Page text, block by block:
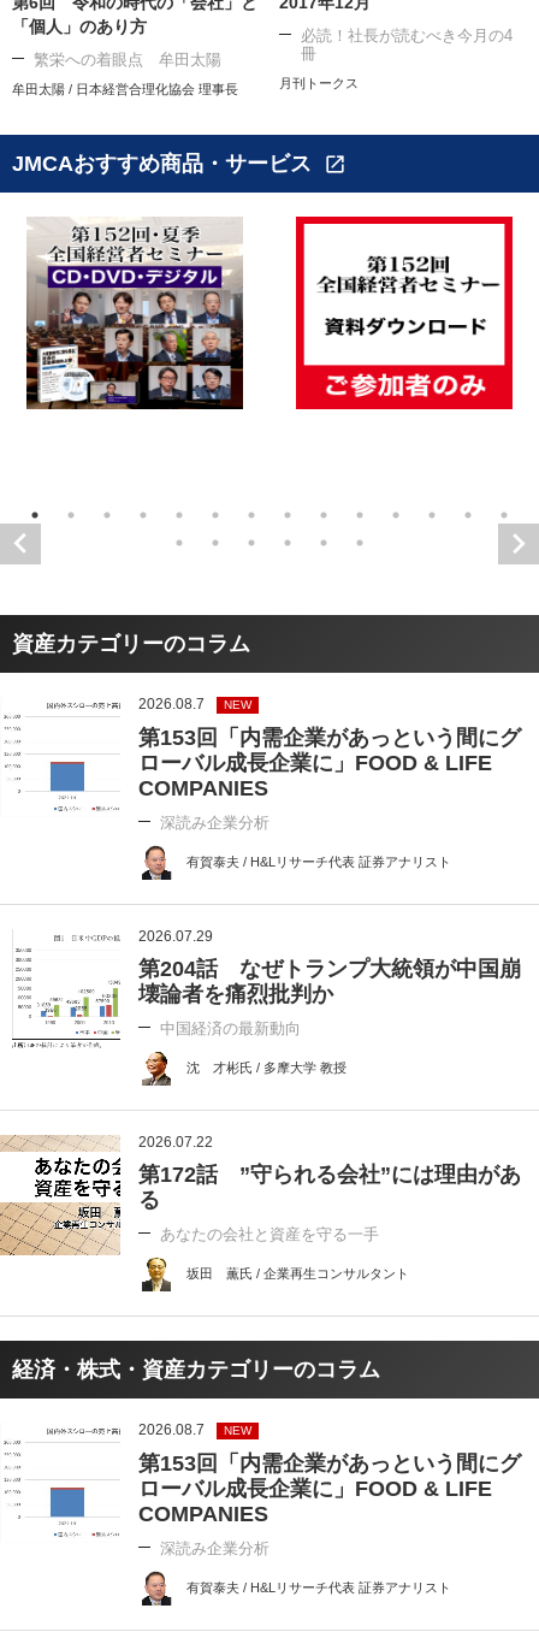
「個人」のあり方
繁栄への着眼点 牟田太陽
牟田太陽 / 日本経営合理化協会 理事長
必読！社長が読むべき今月の4
冊
月刊トークス
JMCAおすすめ商品・サービス open_in_new
資産カテゴリーのコラム
2026.08.7 NEW
第153回「内需企業があっという間にグ
ローバル成長企業に」FOOD & LIFE
COMPANIES
深読み企業分析
有賀泰夫 / H&Lリサーチ代表 証券アナリスト
2026.07.29
第204話 なぜトランプ大統領が中国崩
壊論者を痛烈批判か
中国経済の最新動向
沈 才彬氏 / 多摩大学 教授
2026.07.22
第172話 ”守られる会社”には理由があ
る
あなたの会社と資産を守る一手
坂田 薫氏 / 企業再生コンサルタント
経済・株式・資産カテゴリーのコラム
2026.08.7 NEW
第153回「内需企業があっという間にグ
ローバル成長企業に」FOOD & LIFE
COMPANIES
深読み企業分析
有賀泰夫 / H&Lリサーチ代表 証券アナリスト